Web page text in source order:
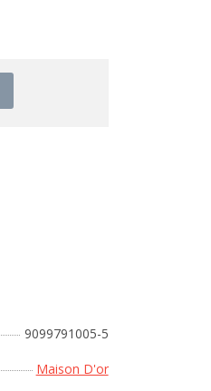
9099791005-5
Maison D'or